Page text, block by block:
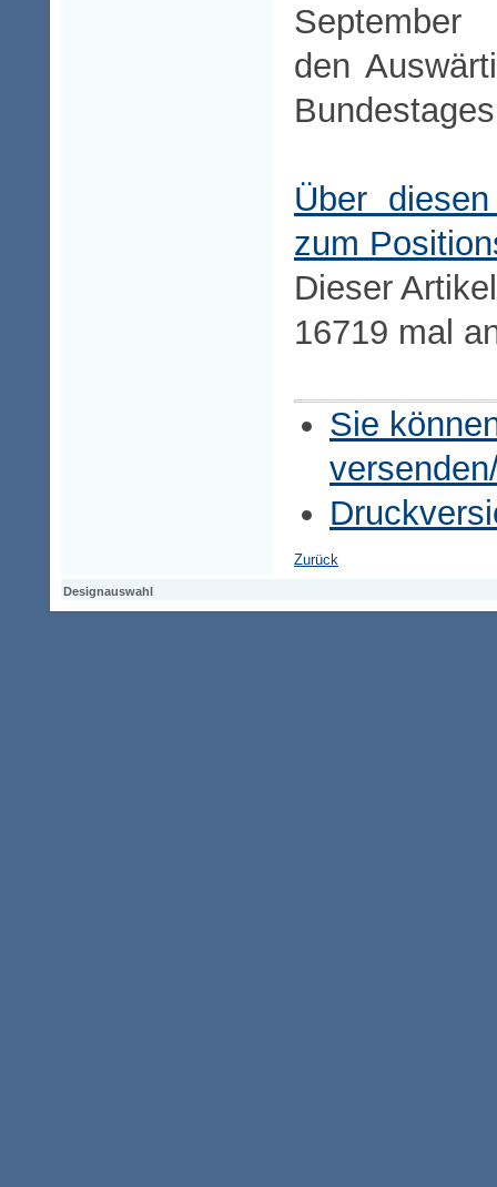
den
Über
zum
Dieser
16719 mal
Sie
Zurück
Designauswahl
Designauswahl